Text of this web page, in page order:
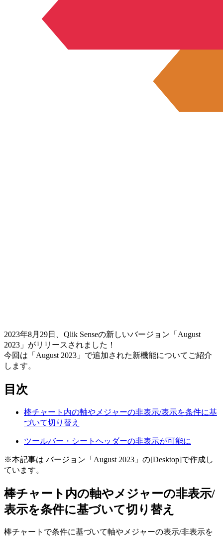
2023年8月29日、Qlik Senseの新しいバージョン「August
2023」がリリースされました！
今回は「August 2023」で追加された新機能についてご紹介
します。
目次
棒チャート内の軸やメジャーの非表示/表示を条件に基
づいて切り替え
ツールバー・シートヘッダーの非表示が可能に
※本記事は バージョン「August 2023」の[Desktop]で作成し
ています。
棒チャート内の軸やメジャーの非表示/
表示を条件に基づいて切り替え
棒チャートで条件に基づいて軸やメジャーの表示/非表示を